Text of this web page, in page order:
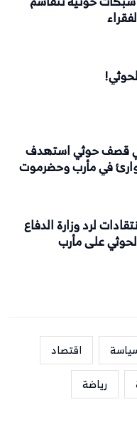
جندياً في قصف حوثي استهدف
في مأرب وحضرموت
لرد وزارة الدفاع
على مأرب
اقتصاد
رياضة